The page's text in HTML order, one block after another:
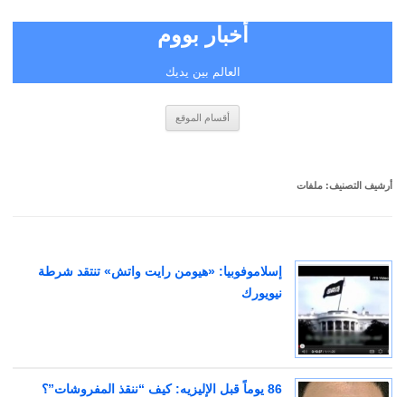
أخبار بووم
العالم بين يديك
أقسام الموقع
أرشيف التصنيف: ملفات
إسلاموفوبيا: «هيومن رايت واتش» تنتقد شرطة
نيويورك
‪86‬ يوماً قبل الإليزيه: كيف “ننقذ المفروشات”؟